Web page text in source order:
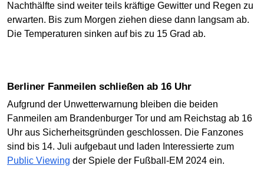
Nachthälfte sind weiter teils kräftige Gewitter und Regen zu
erwarten. Bis zum Morgen ziehen diese dann langsam ab.
Die Temperaturen sinken auf bis zu 15 Grad ab.
Berliner Fanmeilen schließen ab 16 Uhr
Aufgrund der Unwetterwarnung bleiben die beiden
Fanmeilen am Brandenburger Tor und am Reichstag ab 16
Uhr aus Sicherheitsgründen geschlossen. Die Fanzones
sind bis 14. Juli aufgebaut und laden Interessierte zum
Public Viewing der Spiele der Fußball-EM 2024 ein.